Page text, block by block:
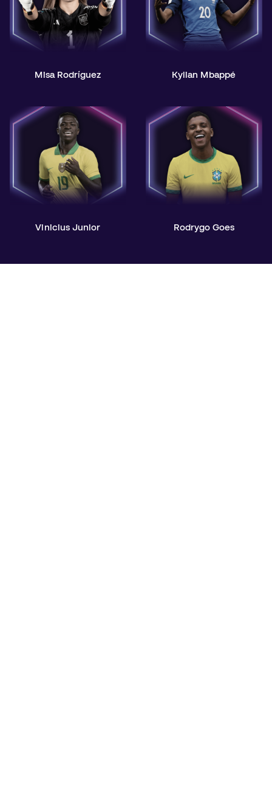
Misa Rodríguez Kylian Mbappé
Vinicius Junior Rodrygo Goes